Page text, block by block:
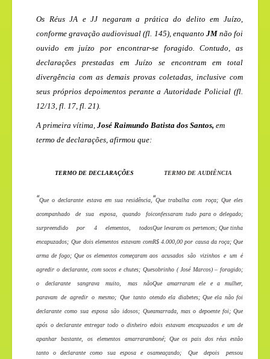
Os RéusJA e JJ negaram a prática do delito em Juízo,
conforme gravação audiovisual (fl. 145), enquanto JMnão foi
ouvido em juízo por encontrar-se foragido. Contudo, as
declarações prestadas em Juízo se encontram em total
divergência com as demais provas coletadas, inclusive com
seus próprios depoimentos perante a Autoridade Policial (fl.
12/13, fl. 17, fl. 21).
A primeira vítima, José Raimundo Batista dos Santos, em
termo de declarações, afirmou que:
TERMO DE DECLARAÇÕES TERMO DE AUDIÊNCIA
“Que o declarante estava em sua residência,
acompanhado de sua esposa, quando foi
surpreendido por 4 elementos, todos
encapuzados; Que dois elementos estavam com
arma de fogo; Que os elementos começaram a
agredir o declarante, com socos e chutes; Que
o declarante sangrava muito, mas não
paravam de agredir o mesmo; Que tanto o
declarante como sua esposa são idosos; Que
após o declarante entregar todo o dinheiro e
apanhar bastante, os elementos amarraram
tanto o declarante como sua esposa e os
“Que trabalha com roça; Que eles
confessaram tudo para o delegado;
Que levaram os pertences; Que tinha
R$ 4.000,00 por causa da roça; Que
os acusados são vizinhos e um é
sobrinho ( José Marcos) – foragido;
Que amarraram ele e a mulher,
tendo ela diabetes; Que ela não foi
amarrada, mas o depoente foi; Que
dois estavam encapuzados e um de
boné; Que os pais dos réus estão
ameaçando; Que depois pensou